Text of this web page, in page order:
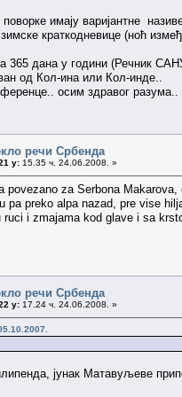
имају варијантне
краткодневице (ноћ
365 дана у години (Речник
од Кол-ина или Кол-инде..
осим здравог разума..
речи Србенда
у: 15.35 ч. 24.06.2008. »
povezano za Serbona
pa preko alpa nazad, pre vise
i zmajama kod glave i sa
речи Србенда
у: 17.24 ч. 24.06.2008. »
јунак Матавуљеве